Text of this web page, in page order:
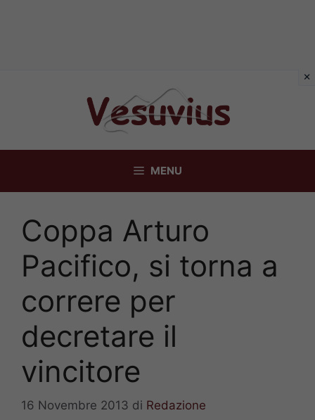
MENU
Coppa Arturo
Pacifico, si torna a
correre per
decretare il
vincitore
16 Novembre 2013 di Redazione